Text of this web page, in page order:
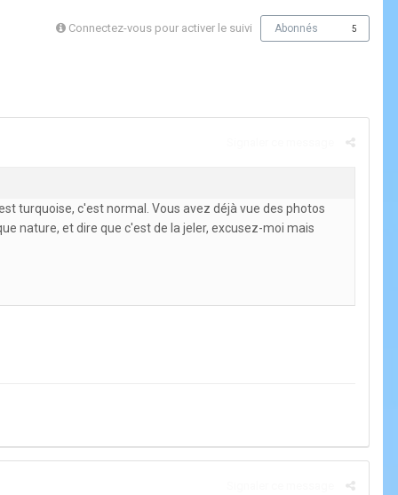
Connectez-vous pour activer le suivi Abonnés 5
turquoise, c'est normal. Vous avez déjà vue des photos
nature, et dire que c'est de la jeler, excusez-moi mais